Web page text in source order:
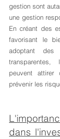
gestion sont
une gestion
En créant des
favorisant le
adoptant des
transparentes,
peuvent
prévenir les
dans